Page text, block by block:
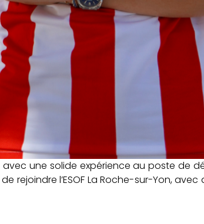
avec une solide expérience au poste de
rejoindre l’ESOF La Roche-sur-Yon,